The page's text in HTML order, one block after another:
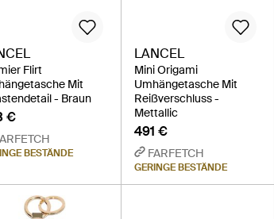
Flirt
Mit
- Braun
€
BESTÄNDE
LANCEL
Mini Origami
Umhängetasche Mit
Reißverschluss -
Mettallic
491 €
FARFETCH
GERINGE BESTÄNDE